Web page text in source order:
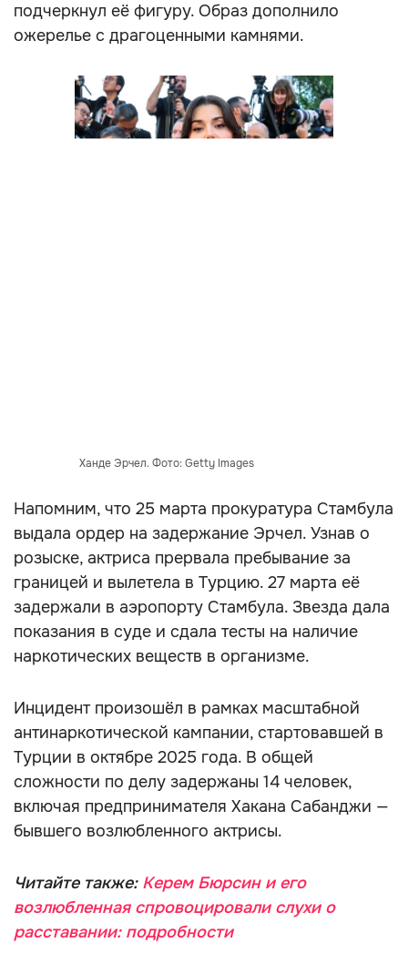
подчеркнул её фигуру. Образ дополнило
ожерелье с драгоценными камнями.
Ханде Эрчел. Фото: Getty Images
Напомним, что 25 марта прокуратура Стамбула
выдала ордер на задержание Эрчел. Узнав о
розыске, актриса прервала пребывание за
границей и вылетела в Турцию. 27 марта её
задержали в аэропорту Стамбула. Звезда дала
показания в суде и сдала тесты на наличие
наркотических веществ в организме.
Инцидент произошёл в рамках масштабной
антинаркотической кампании, стартовавшей в
Турции в октябре 2025 года. В общей
сложности по делу задержаны 14 человек,
включая предпринимателя Хакана Сабанджи —
бывшего возлюбленного актрисы.
Читайте также: Керем Бюрсин и его
возлюбленная спровоцировали слухи о
расставании: подробности